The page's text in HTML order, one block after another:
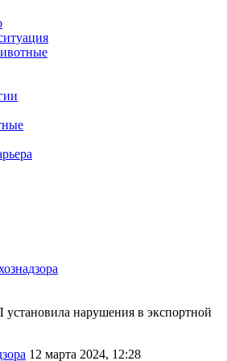
нарушения в экспортной
12 марта 2024, 12:28